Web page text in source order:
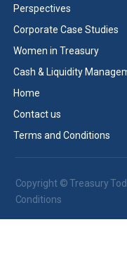
Perspectives
Corporate Case Studies
Women in Treasury
Cash & Liquidity
Home
Contact us
Terms and Conditions
Copyright © Treasury
Conditions